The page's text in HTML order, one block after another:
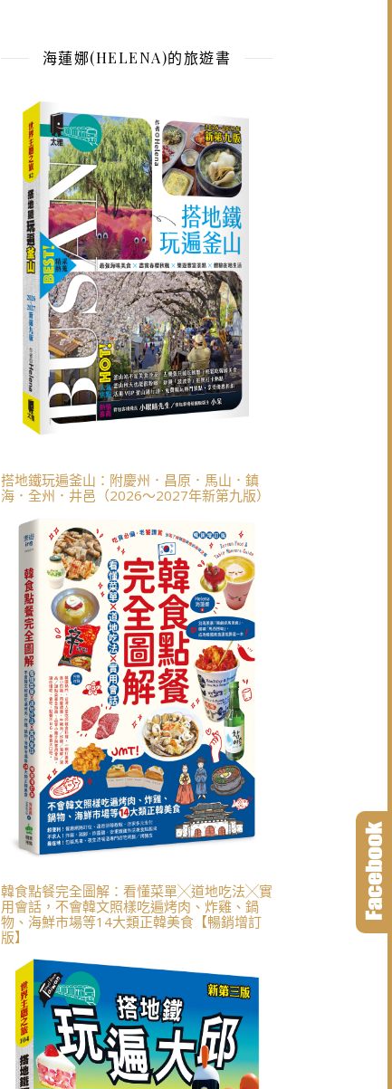
海蓮娜(HELENA)的旅遊書
搭地鐵玩遍釜山：附慶州．昌原．馬山．鎮
海．全州．井邑（2026～2027年新第九版）
韓食點餐完全圖解：看懂菜單╳道地吃法╳實
用會話，不會韓文照樣吃遍烤肉、炸雞、鍋
物、海鮮市場等14大類正韓美食【暢銷增訂
版】